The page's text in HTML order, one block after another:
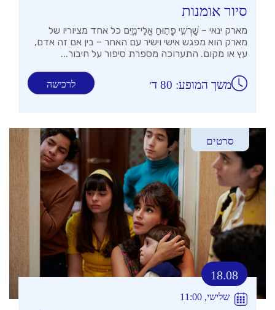
סיור אומנות
מארק ינאי – שׇׁרְשִׁ֣י פָת֣וּחַ אֱלֵי־מָ֑יִם כל אחד מציוריו של
מארק הוא מפגש אישי וישיר עם האחר – בין אם זה אדם,
עץ או מקום. התערוכה מספרת סיפור על חיבור...
לרכישה משך המופע: 80 ד׳
סרטים
18.08
שלישי, 11:00